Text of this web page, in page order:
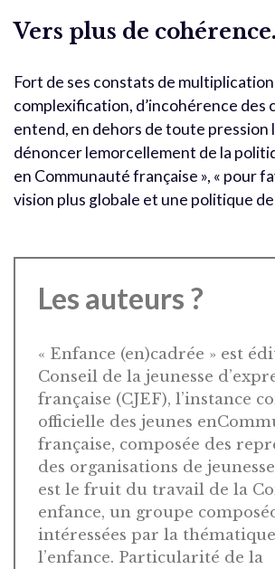
Vers plus de
Fort de ses constats de
complexification, d’incohérence des
entend, en dehors de toute pression
dénoncer lemorcellement de la
en Communauté française », « pour
vision plus globale et une politique
Les auteurs ?
« Enfance (en)cadrée » est
Conseil de la jeunesse
française (CJEF), l’instance
officielle des jeunes
française, composée des
des organisations de
est le fruit du travail de la
enfance, un groupe
intéressées par la
l’enfance. Particularité de la